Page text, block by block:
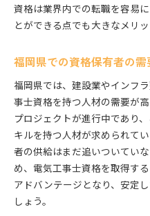
資格は業界内での転職を容易
とができる点でも大きなメリッ
福岡県での資格保有者の
福岡県では、建設業やインフ
事士資格を持つ人材の需要が
プロジェクトが進行中であり
キルを持つ人材が求められて
者の供給はまだ追いついてい
め、電気工事士資格を取得す
アドバンテージとなり、安定
しょう。